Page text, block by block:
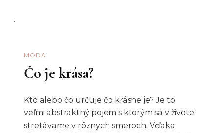
MÓDA
Čo je krása?
Kto alebo čo určuje čo krásne je? Je to
veľmi abstraktný pojem s ktorým sa v živote
stretávame v rôznych smeroch. Vďaka